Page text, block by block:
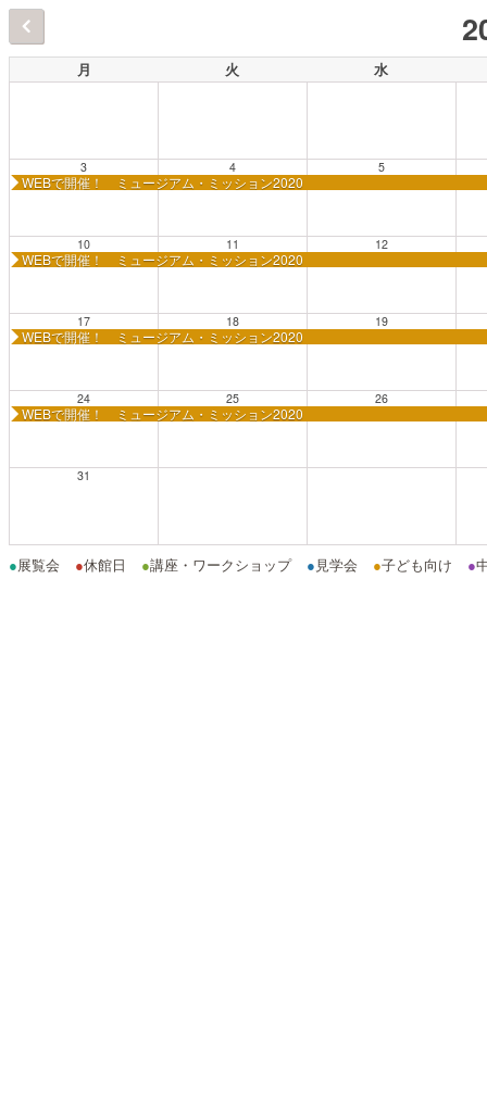
月 火 水
3
WEBで開催！ ミュージアム・ミッション2020
4 5
10
WEBで開催！ ミュージアム・ミッション2020
11 12
17
WEBで開催！ ミュージアム・ミッション2020
18 19
24
WEBで開催！ ミュージアム・ミッション2020
25 26
31
●展覧会 ●休館日 ●講座・ワークショップ ● 見学会 ●子ども向け ●